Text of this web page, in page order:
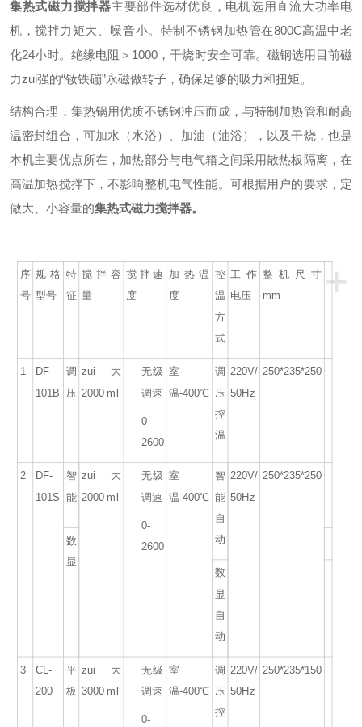
集热式磁力搅拌器主要部件选材优良，电机选用直流大功率电
机，搅拌力矩大、噪音小。特制不锈钢加热管在800C高温中老
化24小时。绝缘电阻＞ 1000 ，干烧时安全可靠。磁钢选用目前磁
力zui强的“钕铁磞”永磁做转子，确保足够的吸力和扭矩。
结构合理，集热锅用优质不锈钢冲压而成，与特制加热管和耐高
温密封组合，可加水（水浴）、加油（油浴），以及干烧，也是
本机主要优点所在，加热部分与电气箱之间采用散热板隔离，在
高温加热搅拌下，不影响整机电气性能。可根据用户的要求，定
做大、小容量的集热式磁力搅拌器。
+
序
号
规格
型号
特
征
搅拌容
量
搅拌速
度
加热温
度
控
温
方
式
工作
电压
整机尺寸
mm
1
DF-
101B
调
压
zui大
2000 ml
无级
调速
0-
2600
室
温-400℃
调
压
控
温
220V/
50Hz
250*235*250
2 DF-
101S
智
能
zui大
2000 ml
无级
调速
0-
2600
室
温-400℃
智
能
自
动
220V/
50Hz
250*235*250
数
显
数
显
自
动
3 CL-
200
平
板
zui大
3000 ml
无级
调速
0-
室
温-400℃
调
压
控
220V/
50Hz
250*235*150